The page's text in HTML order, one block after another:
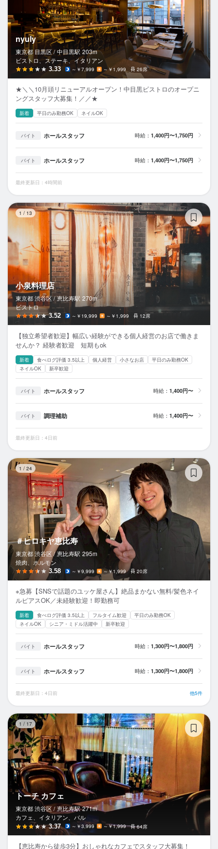
nyuly
東京都 目黒区 / 中目黒駅 203m
ビストロ、ステーキ、イタリアン
3.33 ～￥7,999 ～￥1,999 26席
★＼＼10月頭リニューアルオープン！中目黒ビストロのオープニ
ングスタッフ大募集！／／★
新着 平日のみ勤務OK ネイルOK
バイト ホールスタッフ 時給： 1,400円〜1,750円
バイト ホールスタッフ 時給： 1,400円〜1,750円
最終更新日：4時間前
1 / 13
小泉料理店
東京都 渋谷区 / 恵比寿駅 270m
ビストロ
3.52 ～￥19,999 ～￥1,999 12席
【独立希望者歓迎】幅広い経験ができる個人経営のお店で働きま
せんか？ 経験者歓迎 短期もok
新着 食べログ評価 3.5以上 個人経営 小さなお店
平日のみ勤務OK
ネイルOK
新卒歓迎
バイト ホールスタッフ 時給： 1,400円〜
バイト 調理補助 時給： 1,400円〜
最終更新日：4日前
1 / 24
＃ヒロキヤ恵比寿
東京都 渋谷区 / 恵比寿駅 295m
焼肉、ホルモン
3.58 ～￥9,999 ～￥1,999 20席
※急募【SNSで話題のユッケ屋さん】絶品まかない無料/髪色ネイ
ルピアスOK／未経験歓迎！即勤務可
新着 食べログ評価 3.5以上 フルタイム歓迎
平日のみ勤務OK
ネイルOK
シニア・ミドル活躍中 新卒歓迎
バイト ホールスタッフ 時給： 1,300円〜1,800円
バイト ホールスタッフ 時給： 1,300円〜1,800円
最終更新日：4日前 他5件
1 / 17
トーチ カフェ
東京都 渋谷区 / 恵比寿駅 271m
カフェ、イタリアン、バル
3.37 ～￥3,999 ～￥1,999 64席
【恵比寿から徒歩3分】おしゃれなカフェでスタッフ大募集！